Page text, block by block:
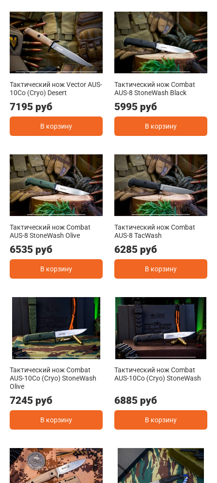
Тактический нож Vector AUS-
10Co (Cryo) Desert
7195 руб
В корзину
Тактический нож Combat
AUS-8 StoneWash Black
5995 руб
В корзину
Тактический нож Combat
AUS-8 StoneWash Olive
6535 руб
В корзину
Тактический нож Combat
AUS-8 TacWash
6285 руб
В корзину
Тактический нож Combat
AUS-10Co (Cryo) StoneWash
Olive
7245 руб
В корзину
Тактический нож Combat
AUS-10Co (Cryo) StoneWash
6885 руб
В корзину